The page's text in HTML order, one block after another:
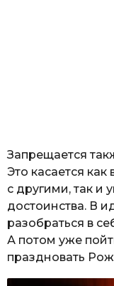
Запрещается
Это касается
с другими, так и
достоинства. В
разобраться в
А потом уже
праздновать